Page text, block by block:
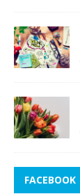
FACEBOOK